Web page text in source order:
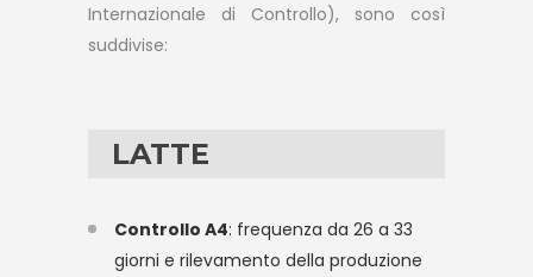
Internazionale di Controllo), sono così
suddivise:
LATTE
Controllo A4: frequenza da 26 a 33
giorni e rilevamento della produzione